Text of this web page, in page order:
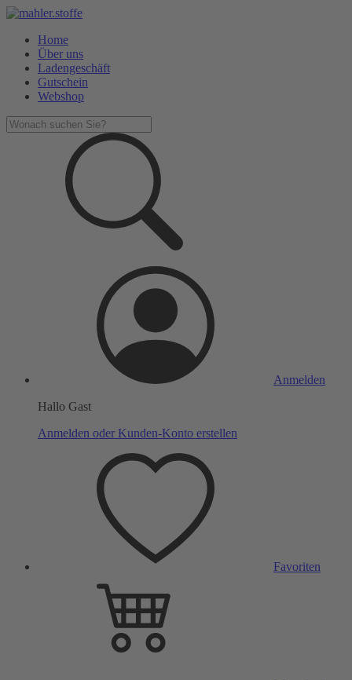
Home
Über uns
Ladengeschäft
Gutschein
Webshop
Anmelden
Hallo Gast
Anmelden oder Kunden-Konto erstellen
Favoriten